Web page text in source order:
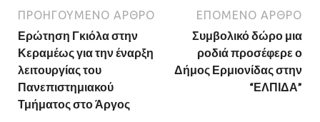
ΠΡΟΗΓΟΎΜΕΝΟ ΆΡΘΡΟ
Ερώτηση Γκιόλα στην
Κεραμέως για την έναρξη
λειτουργίας του
Πανεπιστημιακού
Τμήματος στο Άργος
ΕΠΌΜΕΝΟ ΆΡΘΡΟ
Συμβολικό δώρο μια
ροδιά προσέφερε ο
Δήμος Ερμιονίδας στην
“ΕΛΠΙΔΑ”